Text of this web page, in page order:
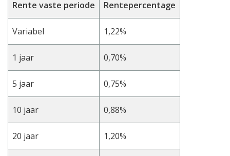
Rente vaste periode Rentepercentage
Variabel 1,22%
1 jaar 0,70%
5 jaar 0,75%
10 jaar 0,88%
20 jaar 1,20%